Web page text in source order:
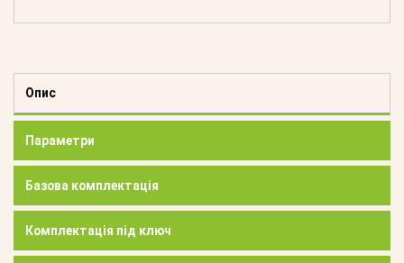
Опис
Параметри
Базова комплектація
Комплектація під ключ